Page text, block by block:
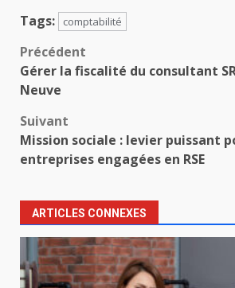
Tags:
comptabilité
Navigation
d’article
Précédent
Gérer la fiscalité du consultant
Neuve
Suivant
Mission sociale : levier puissant
entreprises engagées en RSE
ARTICLES CONNEXES